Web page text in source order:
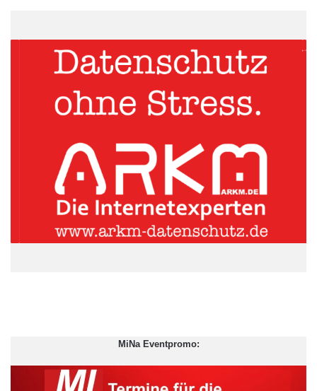
bis 7.500 Euro) konzentrierte, die in der Lage sind
Altersvorsorge aktiv zu betreiben.
ARKM.marketing
MiNa Eventpromo: